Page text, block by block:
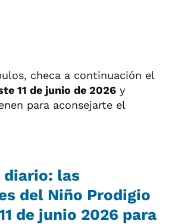
checa a continuación el
11 de junio de 2026 y
para aconsejarte el
diario: las
del Niño Prodigio
de junio 2026 para